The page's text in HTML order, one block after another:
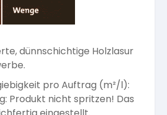
dünnschichtige Holzlasur
pro Auftrag (m²/l):
Produkt nicht spritzen! Das